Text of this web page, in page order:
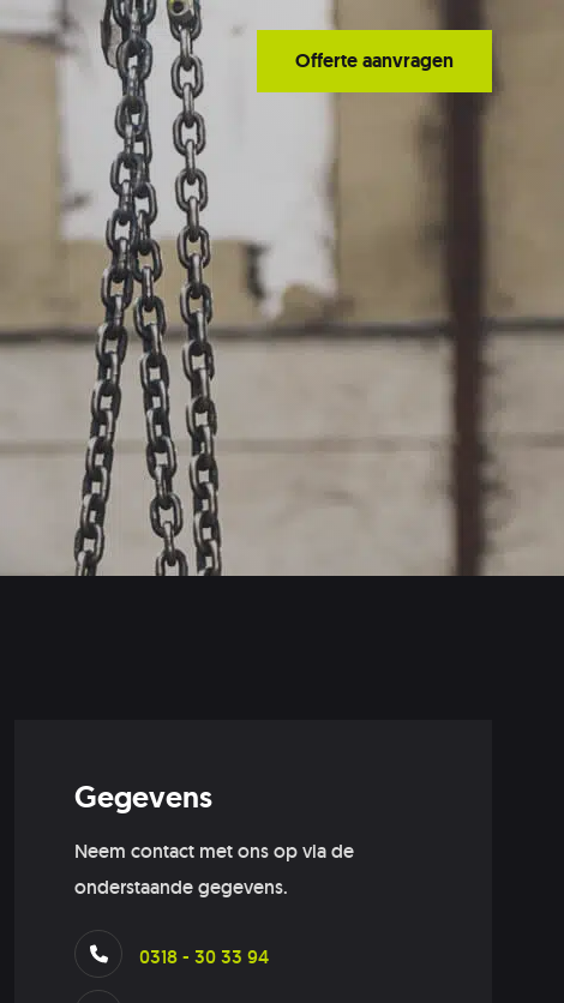
Offerte aanvragen
Gegevens
Neem contact met ons op via de
onderstaande gegevens.
0318 - 30 33 94